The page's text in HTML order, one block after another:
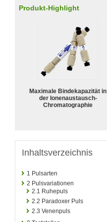
Produkt-Highlight
Maximale Bindekapazität in
der Ionenaustausch-
Chromatographie
Inhaltsverzeichnis
1 Pulsarten
2 Pulsvariationen
2.1 Ruhepuls
2.2 Paradoxer Puls
2.3 Venenpuls